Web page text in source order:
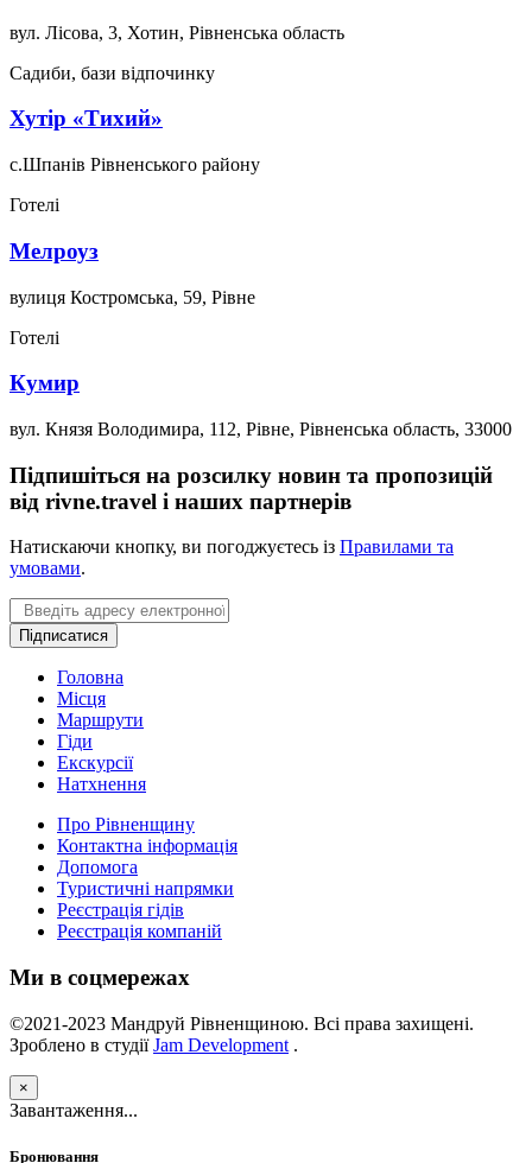
вул. Лісова, 3, Хотин, Рівненська область
Садиби, бази відпочинку
Хутір «Тихий»
с.Шпанів Рівненського району
Готелі
Мелроуз
вулиця Костромська, 59, Рівне
Готелі
Кумир
вул. Князя Володимира, 112, Рівне, Рівненська область, 33000
Підпишіться на розсилку новин та пропозицій
від rivne.travel і наших партнерів
Натискаючи кнопку, ви погоджуєтесь із Правилами та
умовами.
Email
Підписатися
Головна
Місця
Маршрути
Гіди
Екскурсії
Натхнення
Про Рівненщину
Контактна інформація
Допомога
Туристичні напрямки
Реєстрація гідів
Реєстрація компаній
Ми в соцмережах
©2021-2023 Мандруй Рівненщиною. Всі права захищені.
Зроблено в студіїJam Development .
×
Завантаження...
Бронювання